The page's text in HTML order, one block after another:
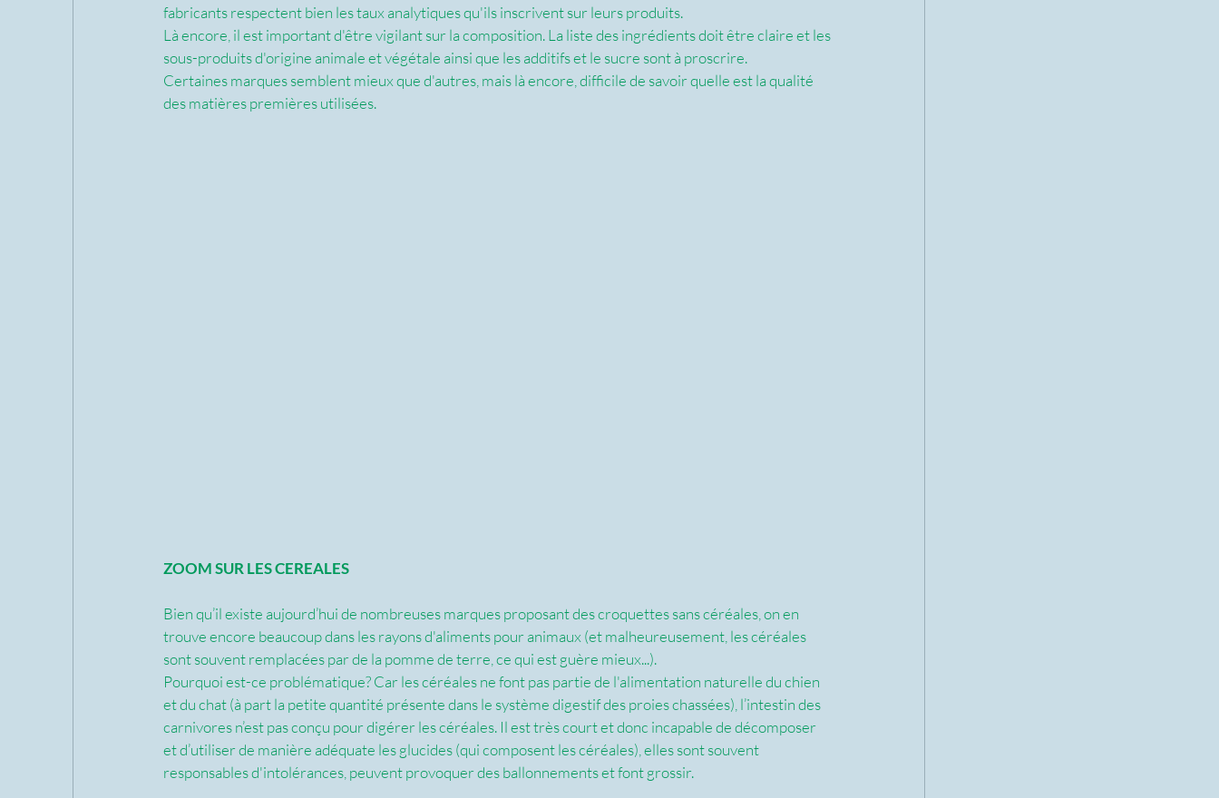
fabricants respectent bien les taux analytiques qu'ils inscrivent sur leurs produits.
Là encore, il est important d'être vigilant sur la composition. La liste des ingrédients doit être claire et les
sous-produits d'origine animale et végétale ainsi que les additifs et le sucre sont à proscrire.
Certaines marques semblent mieux que d'autres, mais là encore, difficile de savoir quelle est la qualité
des matières premières utilisées.
ZOOM SUR LES CEREALES
Bien qu’il existe aujourd’hui de nombreuses marques proposant des croquettes sans céréales, on en
trouve encore beaucoup dans les rayons d'aliments pour animaux (et malheureusement, les céréales
sont souvent remplacées par de la pomme de terre, ce qui est guère mieux...).
Pourquoi est-ce problématique? Car les céréales ne font pas partie de l'alimentation naturelle du chien
et du chat (à part la petite quantité présente dans le système digestif des proies chassées), l’intestin des
carnivores n’est pas conçu pour digérer les céréales. Il est très court et donc incapable de décomposer
et d’utiliser de manière adéquate les glucides (qui composent les céréales), elles sont souvent
responsables d'intolérances, peuvent provoquer des ballonnements et font grossir.